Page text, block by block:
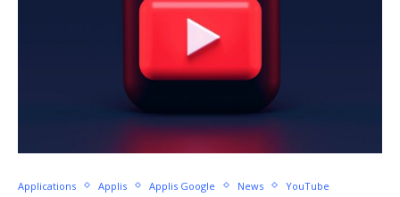
Applications Applis Applis Google News YouTube